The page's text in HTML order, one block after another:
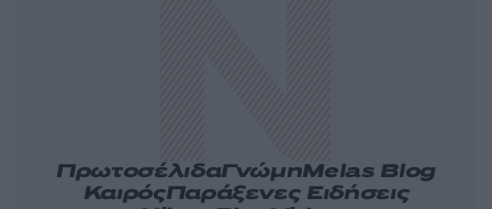
ΠρωτοσέλιδαΓνώμηMelas Blog
ΚαιρόςΠαράξενες Ειδήσεις